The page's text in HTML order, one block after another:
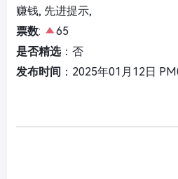
赚钱, 先进提示,
票数:
65
是否精选：否
发布时间 ：2025年01月12日